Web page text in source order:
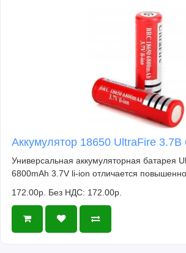
Аккумулятор 18650 UltraFire 3.7В
Универсальная аккумуляторная батарея
6800mAh 3.7V li-ion отличается
172.00р. Без НДС: 172.00р.